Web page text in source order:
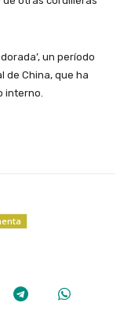
un período
de China, que ha
interno.